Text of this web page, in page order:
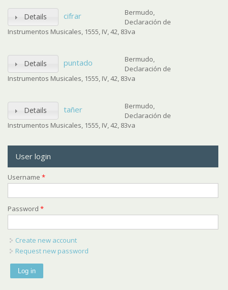
Details cifrar
Bermudo,
Declaración de
Instrumentos Musicales, 1555, IV, 42, 83va
Details puntado
Bermudo,
Declaración de
Instrumentos Musicales, 1555, IV, 42, 83va
Details tañer
Bermudo,
Declaración de
Instrumentos Musicales, 1555, IV, 42, 83va
User login
Username *
Password *
Create new account
Request new password